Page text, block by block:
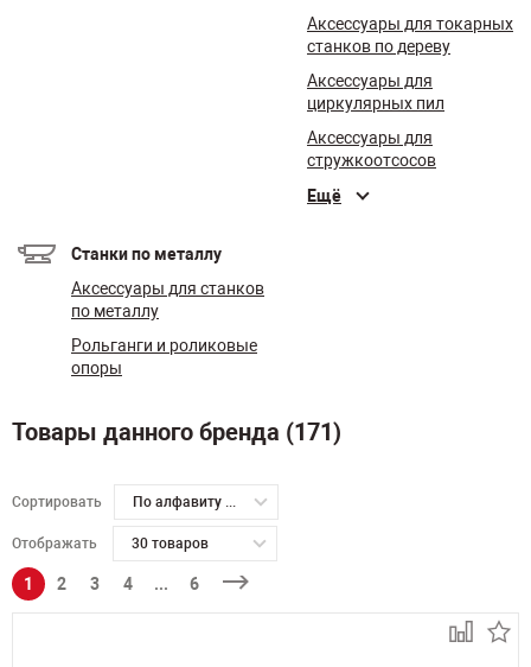
Аксессуары для токарных
станков по дереву
Аксессуары для
циркулярных пил
Аксессуары для
стружкоотсосов
Ещё
Станки по металлу
Аксессуары для станков
по металлу
Рольганги и роликовые
опоры
Товары данного бренда (171)
Сортировать По алфавиту А-Я
Отображать 30 товаров
1 2 3 4 ... 6